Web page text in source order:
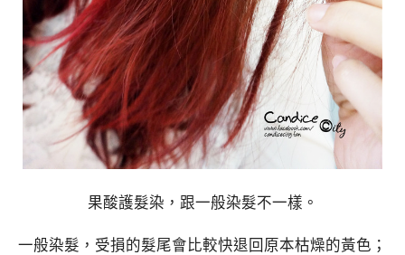
果酸護髮染，跟一般染髮不一樣。
一般染髮，受損的髮尾會比較快退回原本枯燥的黃色；